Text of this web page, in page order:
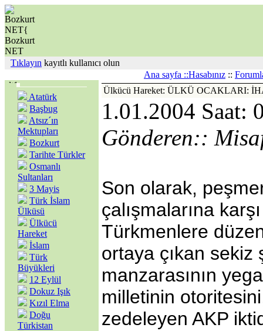
Tıklayın kayıtlı kullanıcı olun
Ana sayfa ::Hasabınız ::
Atatürk
Başbug
Atsız´ın
Mektupları
Bozkurt
Tarihte Türkler
Osmanlı
Sultanları
3 Mayis
Türk İslam
Ülküsü
Ülkücü
Hareket
İslam
Türk
Büyükleri
12 Eylül
Dokuz Işık
Kızıl Elma
Doğu
Türkistan
Ülkücü Hareket: ÜLKÜ OCAKLARI:
1.01.2004 Saat:
Gönderen::
Son olarak,
çalışmalarına
Türkmenlere
ortaya çıkan sekiz
manzarasının
milletinin
zedeleyen AKP